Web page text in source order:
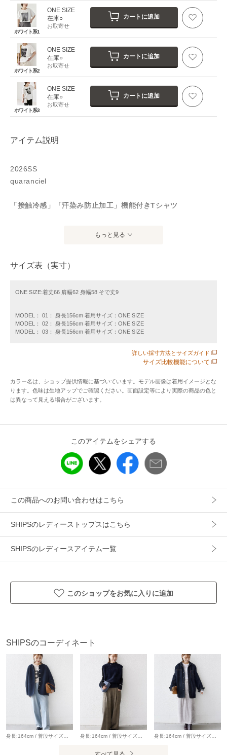
ホワイト系1
ONE SIZE
在庫○
お取寄せ
カートに追加
ホワイト系2
ONE SIZE
在庫○
お取寄せ
カートに追加
ホワイト系3
ONE SIZE
在庫○
お取寄せ
カートに追加
アイテム説明
2026SS
quaranciel
「接触冷感」「汗染み防止加工」機能付きTシャツ
３種類の猫モチーフがキャッチーで可愛らしく、モノトーン
ボディはゆったりとしたオーバーシルエットで、さっと楽に
他にない猫プリントがヴィンテージライクに着こなせるTシャ
ツです。
・接触冷感の特性を持った生地
・汗染みが目立ちにくい加工を施した生地
●コーディネート
ルーズなサイズ感なので、タイトスカートやバイアスパンツ
ワイドパンツやデニムと合わせる時はタックインして、すっ
きりめに着こなすと◎
す。
-------------------------------------
伸縮性：有
裏地 ：無
水洗い：洗濯機可
サイズ感：ヒップにかかる長めの着丈。やや前後差あり。身
幅はゆったりと身体のラインを拾わないオーバーサイズ。袖
丈はショートスリーブです。
着心地：柔らかく着心地がいいです。タックインしてももた
つかず◎モノトーンプリントで派手になりすぎず、程良いア
クセントになります。
-------------------------------------
詳細着用スタッフ:156cm 着用サイズ:ONE SIZE
もっと見る
サイズ表（実寸）
ONE SIZE:着丈66 肩幅62 身幅58 そで丈9
MODEL： 01： 身長156cm 着用サイズ：ONE SIZE
MODEL： 02： 身長156cm 着用サイズ：ONE SIZE
MODEL： 03： 身長156cm 着用サイズ：ONE SIZE
詳しい採寸方法とサイズガイド
サイズ比較機能について
カラー名は、ショップ提供情報に基づいています。モデル画像は着用イメージとな
ります。色味は生地アップでご確認ください。画面設定等により実際の商品の色と
は異なって見える場合がございます。
このアイテムをシェアする
この商品へのお問い合わせはこちら
SHIPSのレディーストップスはこちら
SHIPSのレディースアイテム一覧
このショップをお気に入りに追加
SHIPSのコーディネート